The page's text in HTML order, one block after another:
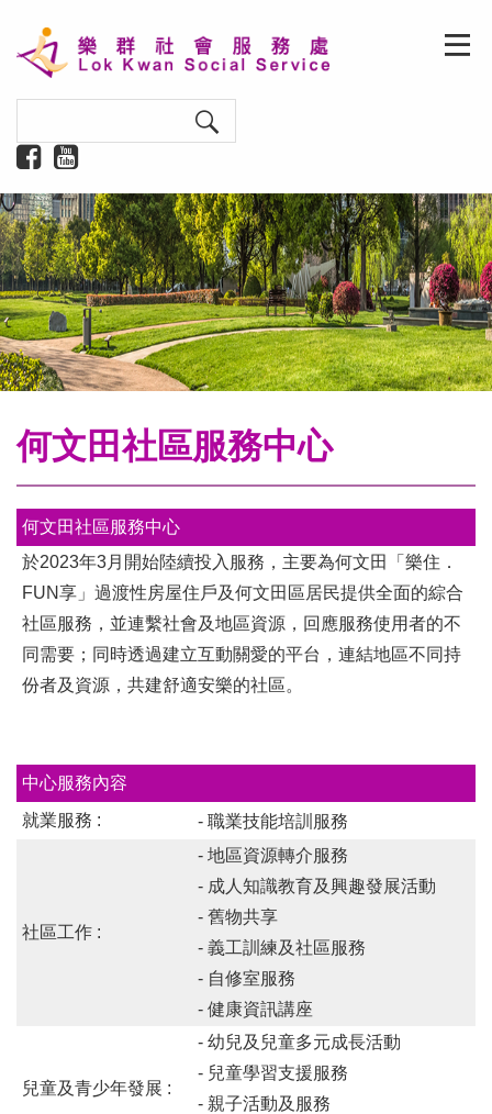
何文田社區服務中心
何文田社區服務中心
於2023年3月開始陸續投入服務，主要為何文田「樂住．
FUN享」過渡性房屋住戶及何文田區居民提供全面的綜合
社區服務，並連繫社會及地區資源，回應服務使用者的不
同需要；同時透過建立互動關愛的平台，連結地區不同持
份者及資源，共建舒適安樂的社區。
中心服務內容
就業服務 :
- 職業技能培訓服務
社區工作 :
- 地區資源轉介服務
- 成人知識教育及興趣發展活動
- 舊物共享
- 義工訓練及社區服務
- 自修室服務
- 健康資訊講座
兒童及青少年發展 :
- 幼兒及兒童多元成長活動
- 兒童學習支援服務
- 親子活動及服務